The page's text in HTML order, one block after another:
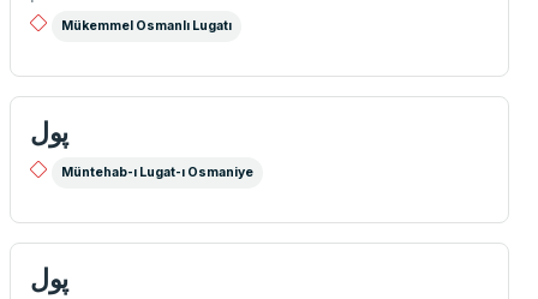
Mükemmel Osmanlı Lugatı
پول
Müntehab-ı Lugat-ı Osmaniye
پول